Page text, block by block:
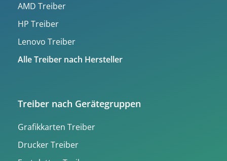
AMD Treiber
HP Treiber
Lenovo Treiber
Alle Treiber nach Hersteller
Treiber nach Gerätegruppen
Grafikkarten Treiber
Drucker Treiber